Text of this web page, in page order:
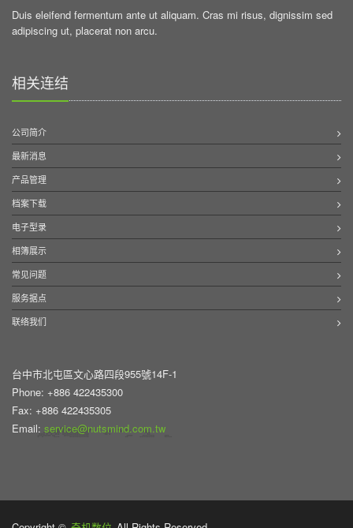
Duis eleifend fermentum ante ut aliquam. Cras mi risus, dignissim sed
adipiscing ut, placerat non arcu.
相关连结
公司简介
最新消息
产品管理
档案下载
电子型录
相簿展示
常见问题
服务据点
联络我们
台中市北屯區文心路四段955號14F-1
Phone: +886 422435300
Fax: +886 422435305
Email: service@nutsmind.com.tw